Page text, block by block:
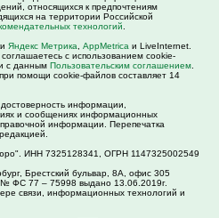
относящихся к предпочтениям
на территории Российской
технологий
Яндекс Метрика AppMetrica и LiveInternet.
с использованием cookie-
с данным Пользовательским соглашением
помощи cookie-файлов составляет 14
информации,
и сообщениях информационных
информации. Перепечатка
ИНН 7325128341, ОГРН 1147325002549
Брестский бульвар, 8А, офис 305
ФС 77 – 75998 выдано 13.06.2019г.
связи, информационных технологий и